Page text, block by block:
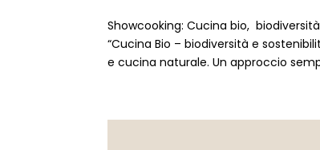
Showcooking: Cucina bio,
“Cucina Bio – biodiversità e
e cucina naturale. Un approccio